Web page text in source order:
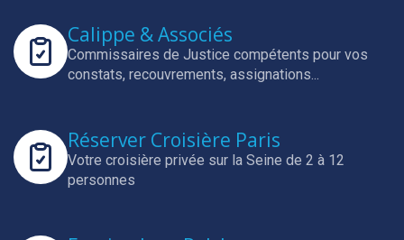
Calippe & Associés
Commissaires de Justice compétents pour vos
constats, recouvrements, assignations...
Réserver Croisière Paris
Votre croisière privée sur la Seine de 2 à 12
personnes